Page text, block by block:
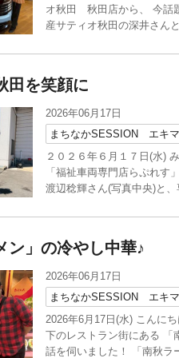
オ秋田 秋田店から、 今話
産サティオ秋田の深井さん
田を笑顔に
2026年06月17日
まちなかSESSION エキ
２０２６年６月１７日(水)
「福祉車両専門店らぷれす
渡辺稔輝さん(写真中央)と、
ン」の冷やし中華♪
2026年06月17日
まちなかSESSION エキ
2026年6月17日(水) こんに
下のレストラン街にある 「
話を伺いました！ 「南秋ラ